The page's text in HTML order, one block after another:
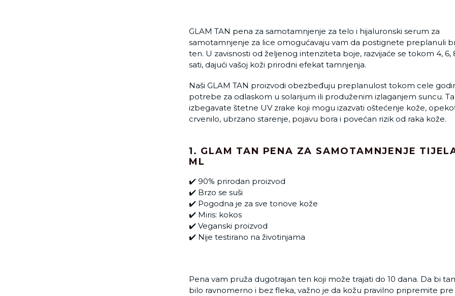
GLAM TAN pena za samotamnjenje za telo i hijaluronski serum za
samotamnjenje za lice omogućavaju vam da postignete preplanuli
ten. U zavisnosti od željenog intenziteta boje, razvijaće se tokom 4, 6,
sati, dajući vašoj koži prirodni efekat tamnjenja.
Naši GLAM TAN proizvodi obezbeđuju preplanulost tokom cele
potrebe za odlaskom u solarijum ili produženim izlaganjem suncu.
izbegavate štetne UV zrake koji mogu izazvati oštećenje kože,
crvenilo, ubrzano starenje, pojavu bora i povećan rizik od raka kože.
1. GLAM TAN PENA ZA SAMOTAMNJENJE
ML
✔️ 90% prirodan proizvod
✔️ Brzo se suši
✔️ Pogodna je za sve tonove kože
✔️ Miris: kokos
✔️ Veganski proizvod
✔️ Nije testirano na životinjama
Pena vam pruža dugotrajan ten koji može trajati do 10 dana. Da bi
bilo ravnomerno i bez fleka, važno je da kožu pravilno pripremite pre